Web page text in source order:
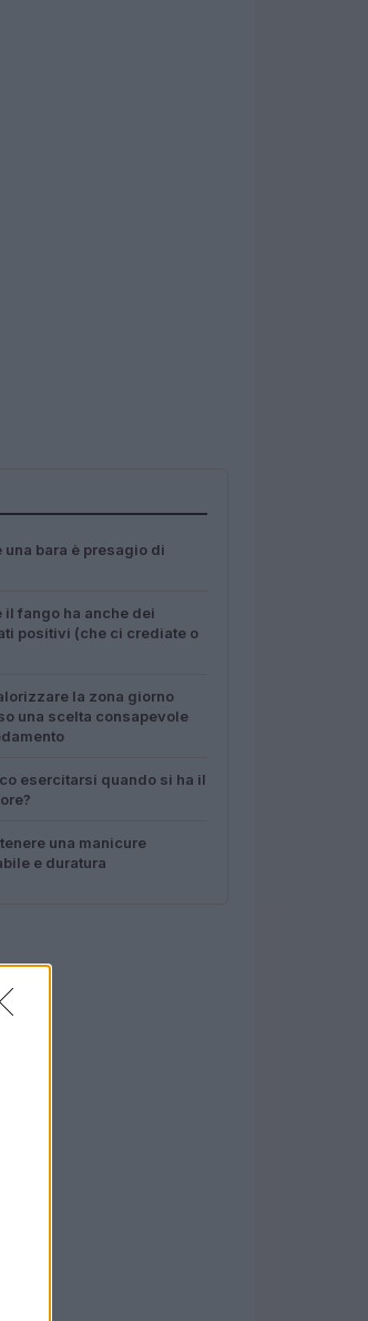
una bara è presagio di
il fango ha anche dei
positivi (che ci crediate o
la zona giorno
una scelta consapevole
esercitarsi quando si ha il
una manicure
e duratura